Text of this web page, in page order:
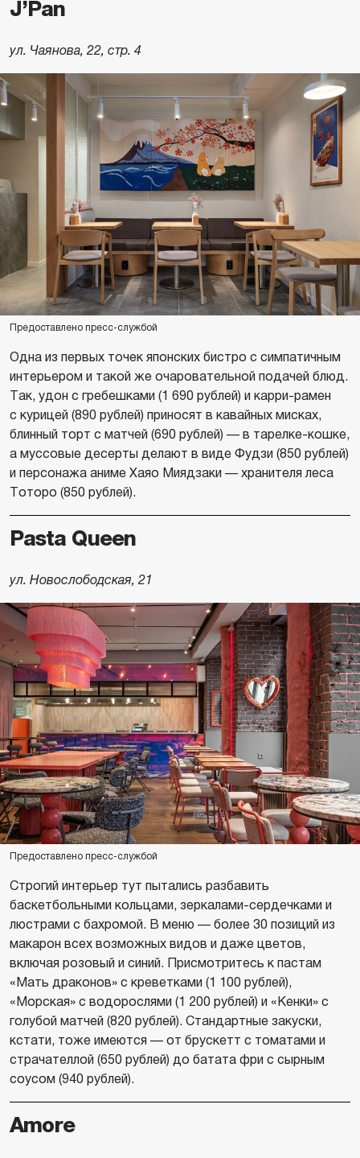
J’Pan
ул. Чаянова, 22, стр. 4
Предоставлено пресс-службой
Одна из первых точек японских бистро с симпатичным
интерьером и такой же очаровательной подачей блюд.
Так, удон с гребешками (1 690 рублей) и карри-рамен
с курицей (890 рублей) приносят в кавайных мисках,
блинный торт с матчей (690 рублей) — в тарелке-кошке,
а муссовые десерты делают в виде Фудзи (850 рублей)
и персонажа аниме Хаяо Миядзаки — хранителя леса
Тоторо (850 рублей).
Pasta Queen
ул. Новослободская, 21
Предоставлено пресс-службой
Строгий интерьер тут пытались разбавить
баскетбольными кольцами, зеркалами-сердечками и
люстрами с бахромой. В меню — более 30 позиций из
макарон всех возможных видов и даже цветов,
включая розовый и синий. Присмотритесь к пастам
«Мать драконов» с креветками (1 100 рублей),
«Морская» с водорослями (1 200 рублей) и «Кенки» с
голубой матчей (820 рублей). Стандартные закуски,
кстати, тоже имеются — от брускетт с томатами и
страчателлой (650 рублей) до батата фри с сырным
соусом (940 рублей).
Amore